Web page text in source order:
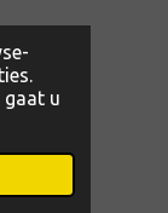
gaat u